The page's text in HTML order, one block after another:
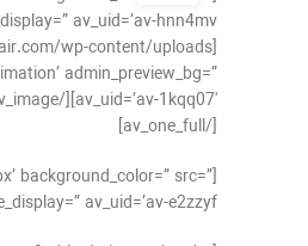
av_uid=’av-hnn4mv’]
admin_preview_bg=”
av_uid=’av-1kqq07′][/av_image]
[/av_one_full]
background_color=” src=”
av_uid=’av-e2zzyf’]